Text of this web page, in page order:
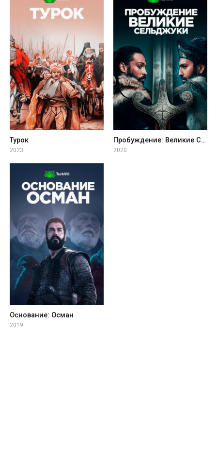
Турок
2023
Пробуждение: Великие Сельджуки
2020
Основание: Осман
2019